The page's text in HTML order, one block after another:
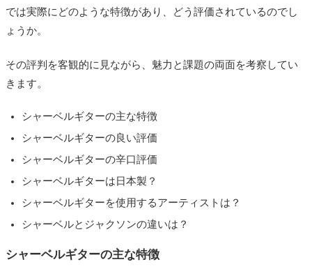
では実際にどのような特徴があり、どう評価されているのでし
ょうか。
その評判を客観的に見ながら、魅力と課題の両面を考察してい
きます。
シャーベルギターの主な特徴
シャーベルギターの良い評価
シャーベルギターの辛口評価
シャーベルギターは日本製？
シャーベルギターを使用するアーティストは？
シャーベルとジャクソンの違いは？
シャーベルギターの主な特徴